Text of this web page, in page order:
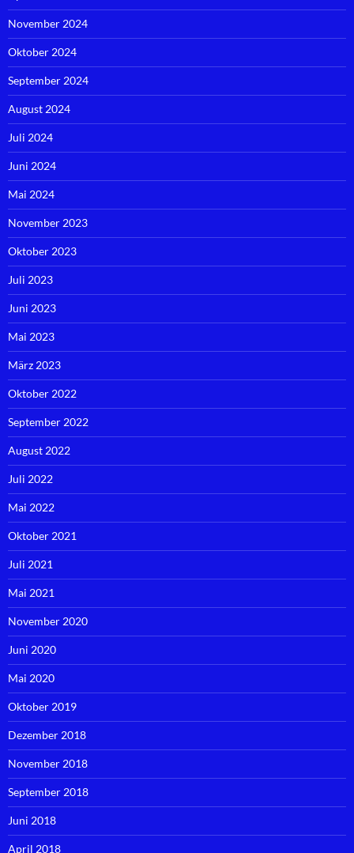
November 2024
Oktober 2024
September 2024
August 2024
Juli 2024
Juni 2024
Mai 2024
November 2023
Oktober 2023
Juli 2023
Juni 2023
Mai 2023
März 2023
Oktober 2022
September 2022
August 2022
Juli 2022
Mai 2022
Oktober 2021
Juli 2021
Mai 2021
November 2020
Juni 2020
Mai 2020
Oktober 2019
Dezember 2018
November 2018
September 2018
Juni 2018
April 2018